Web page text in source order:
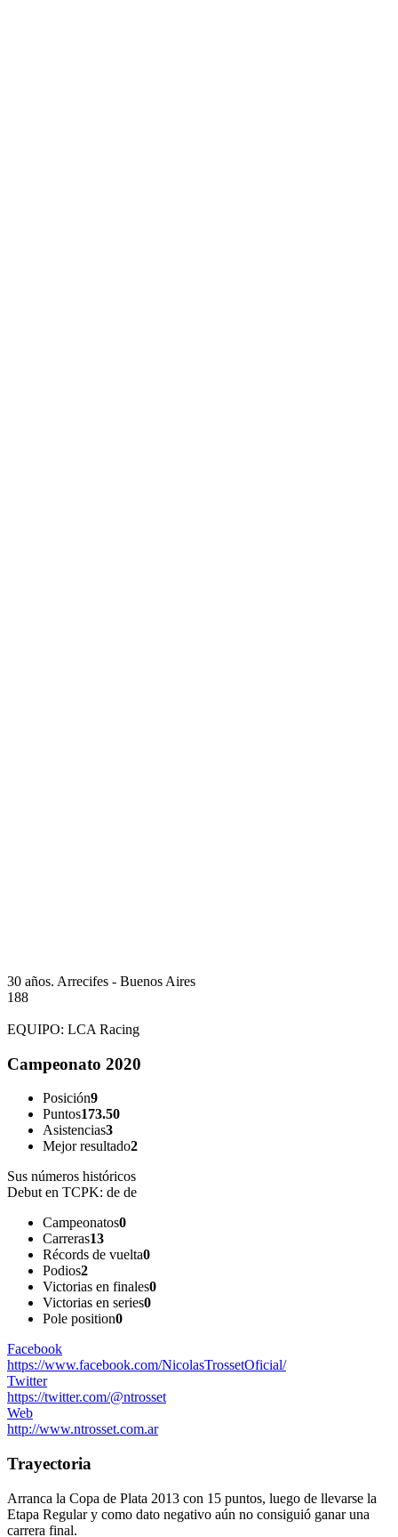
30 años. Arrecifes - Buenos Aires
188
EQUIPO: LCA Racing
Campeonato 2020
Posición9
Puntos173.50
Asistencias3
Mejor resultado2
Sus números históricos
Debut en TCPK: de de
Campeonatos0
Carreras13
Récords de vuelta0
Podios2
Victorias en finales0
Victorias en series0
Pole position0
Facebook
https://www.facebook.com/NicolasTrossetOficial/
Twitter
https://twitter.com/@ntrosset
Web
http://www.ntrosset.com.ar
Trayectoria
Arranca la Copa de Plata 2013 con 15 puntos, luego de llevarse la
Etapa Regular y como dato negativo aún no consiguió ganar una
carrera final.